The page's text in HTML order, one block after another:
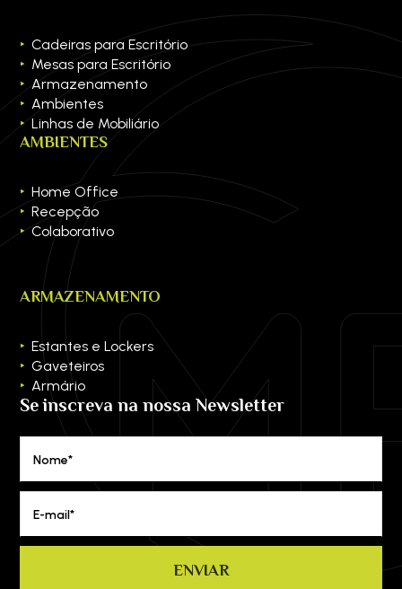
Cadeiras para Escritório
Mesas para Escritório
Armazenamento
Ambientes
Linhas de Mobiliário
AMBIENTES
Home Office
Recepção
Colaborativo
ARMAZENAMENTO
Estantes e Lockers
Gaveteiros
Armário
Se inscreva na nossa Newsletter
Nome*
E-mail*
ENVIAR